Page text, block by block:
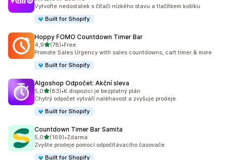
Celkový počet recenzí: 80
Vytvořte nedostatek s čítači nízkého stavu a tlačítkem košíku
Built for Shopify
Hoppy FOMO Countdown Timer Bar
4,9z 5 hvězd
(78)
Celkový počet recenzí: 78
•Free
Promote Sales Urgency with sales countdowns, cart timer & more
Built for Shopify
Algoshop Odpočet: Akční sleva
5,0z 5 hvězd
(83)
Celkový počet recenzí: 83
•K dispozici je bezplatný plán
Chytrý odpočet vytváří naléhavost a zvyšuje prodeje
Built for Shopify
Countdown Timer Bar Samita
5,0z 5 hvězd
(169)
Celkový počet recenzí: 169
•Zdarma
Zvyšte prodeje pomocí odpočítávacího časovače
Built for Shopify